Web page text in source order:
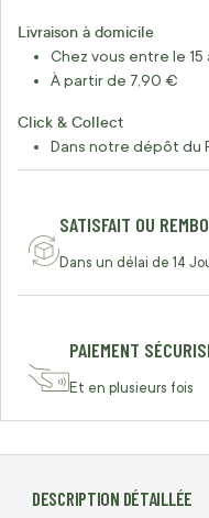
Livraison à domicile
Chez vous entre le
À partir de 7,90 €
Click & Collect
Dans notre dépôt du
SATISFAIT OU
Dans un délai de 14
PAIEMENT
Et en plusieurs fois
DESCRIPTION DÉTAILLÉE